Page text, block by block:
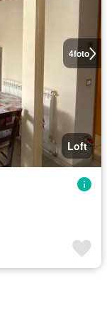
4foto
Loft